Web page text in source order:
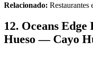
Relacionado: Restaurantes
12. Oceans
Hueso — Cayo